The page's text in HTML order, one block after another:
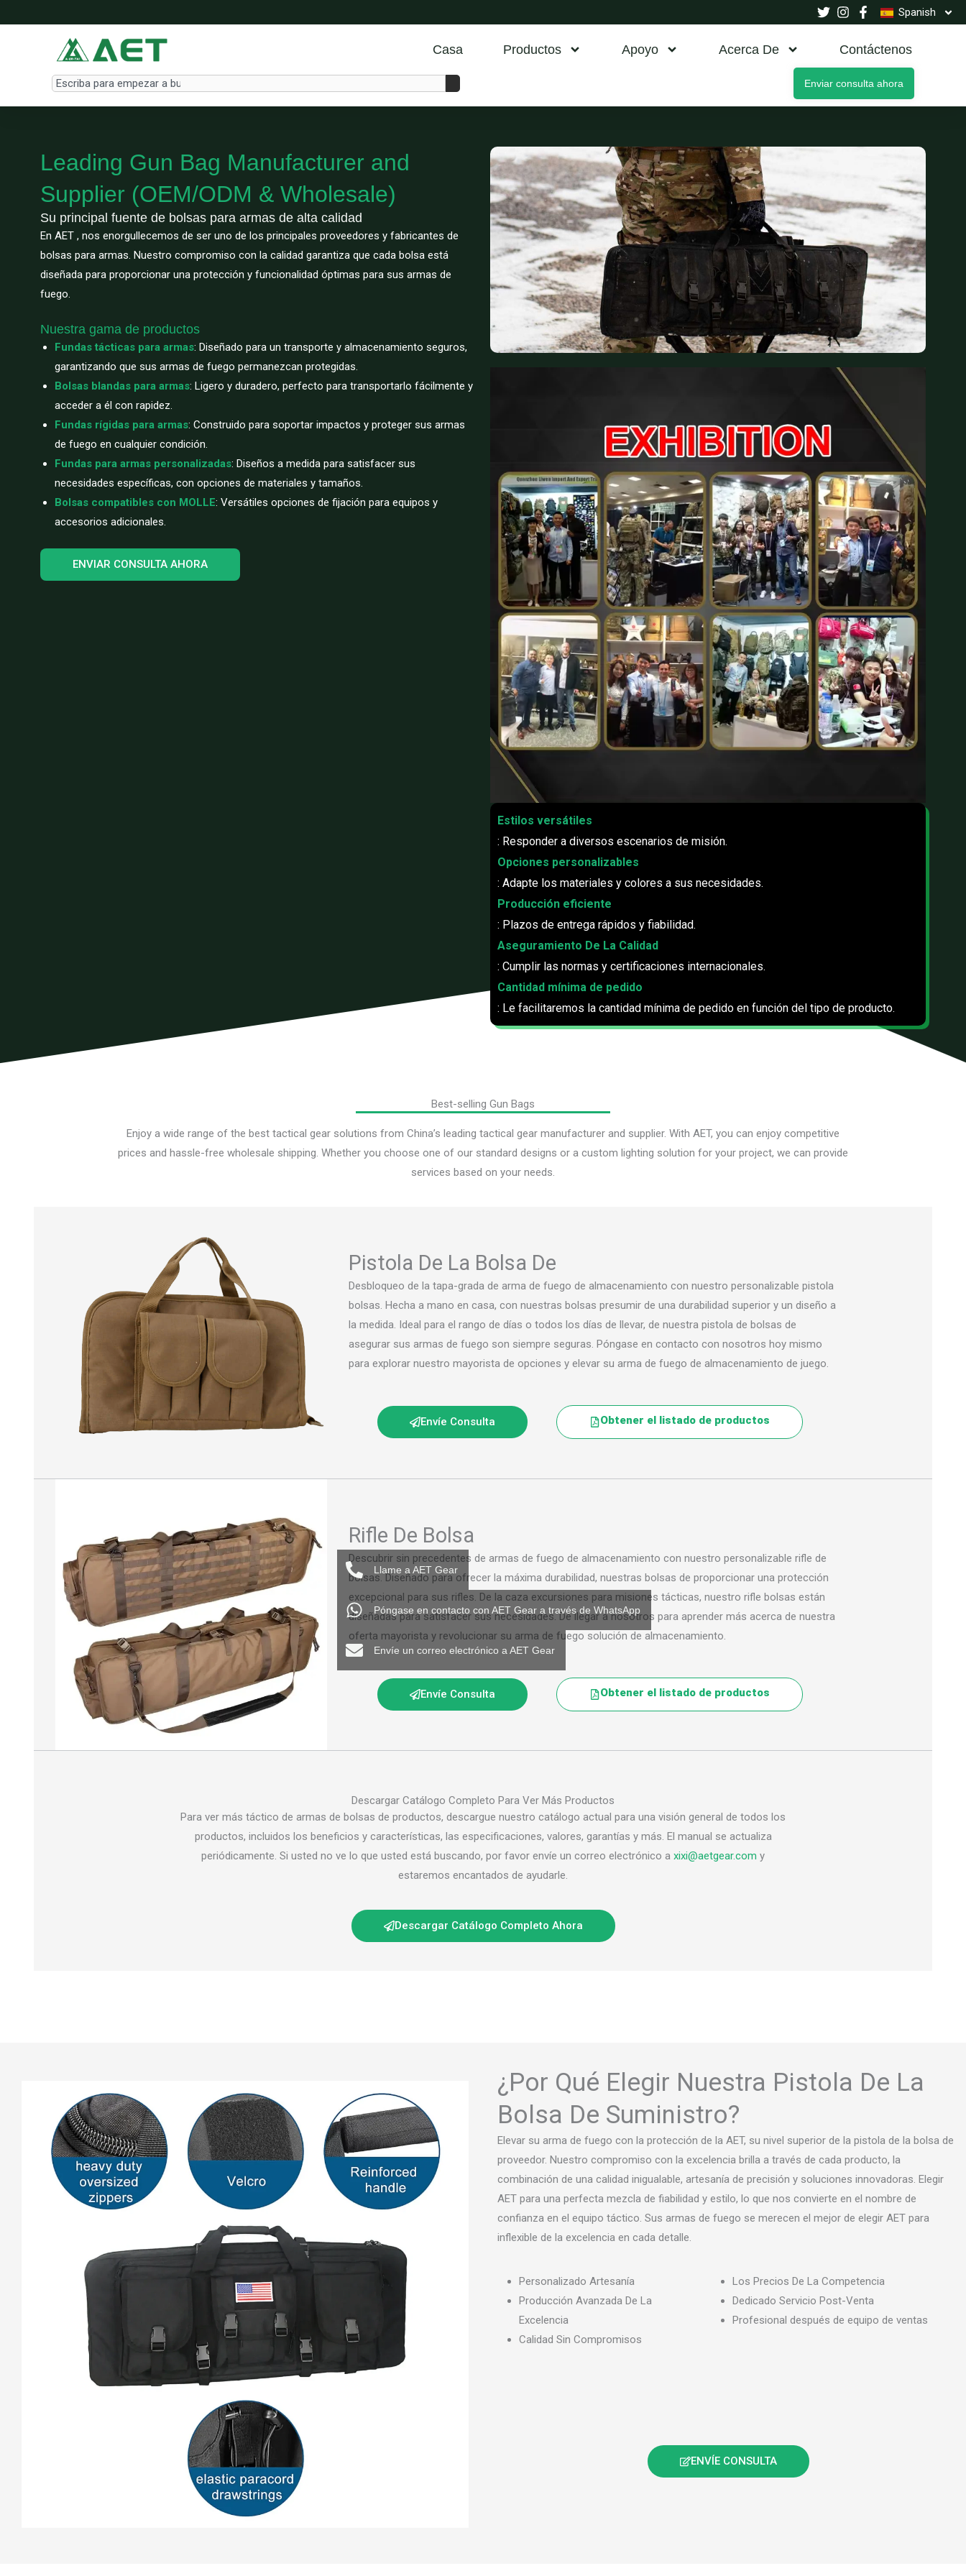
al
Spanish
Casa Productos Apoyo Acerca De Contáctenos
Search Enviar consulta ahora
Leading Gun Bag Manufacturer and
Supplier (OEM/ODM & Wholesale)
Su principal fuente de bolsas para armas de alta calidad
En AET , nos enorgullecemos de ser uno de los principales proveedores y fabricantes de
bolsas para armas. Nuestro compromiso con la calidad garantiza que cada bolsa está
diseñada para proporcionar una protección y funcionalidad óptimas para sus armas de
fuego.
Nuestra gama de productos
Fundas tácticas para armas: Diseñado para un transporte y almacenamiento seguros,
garantizando que sus armas de fuego permanezcan protegidas.
Bolsas blandas para armas: Ligero y duradero, perfecto para transportarlo fácilmente y
acceder a él con rapidez.
Fundas rígidas para armas: Construido para soportar impactos y proteger sus armas
de fuego en cualquier condición.
Fundas para armas personalizadas: Diseños a medida para satisfacer sus
necesidades específicas, con opciones de materiales y tamaños.
Bolsas compatibles con MOLLE: Versátiles opciones de fijación para equipos y
accesorios adicionales.
ENVIAR CONSULTA AHORA
Estilos versátiles
: Responder a diversos escenarios de misión.
Opciones personalizables
: Adapte los materiales y colores a sus necesidades.
Producción eficiente
: Plazos de entrega rápidos y fiabilidad.
Aseguramiento De La Calidad
: Cumplir las normas y certificaciones internacionales.
Cantidad mínima de pedido
: Le facilitaremos la cantidad mínima de pedido en función del tipo de producto.
Best-selling Gun Bags
Enjoy a wide range of the best tactical gear solutions from China’s leading tactical gear manufacturer and supplier. With AET, you can enjoy competitive
prices and hassle-free wholesale shipping. Whether you choose one of our standard designs or a custom lighting solution for your project, we can provide
services based on your needs.
Pistola De La Bolsa De
Desbloqueo de la tapa-grada de arma de fuego de almacenamiento con nuestro personalizable pistola
bolsas. Hecha a mano en casa, con nuestras bolsas presumir de una durabilidad superior y un diseño a
la medida. Ideal para el rango de días o todos los días de llevar, de nuestra pistola de bolsas de
asegurar sus armas de fuego son siempre seguras. Póngase en contacto con nosotros hoy mismo
para explorar nuestro mayorista de opciones y elevar su arma de fuego de almacenamiento de juego.
Envíe Consulta Obtener el listado de productos
Rifle De Bolsa
Descubrir sin precedentes de armas de fuego de almacenamiento con nuestro personalizable rifle de
bolsas. Diseñado para ofrecer la máxima durabilidad, nuestras bolsas de proporcionar una protección
excepcional para sus rifles. De la caza excursiones para misiones tácticas, nuestro rifle bolsas están
diseñadas para satisfacer sus necesidades. De llegar a nosotros para aprender más acerca de nuestra
oferta mayorista y revolucionar su arma de fuego solución de almacenamiento.
Envíe Consulta Obtener el listado de productos
Descargar Catálogo Completo Para Ver Más Productos
Para ver más táctico de armas de bolsas de productos, descargue nuestro catálogo actual para una visión general de todos los
productos, incluidos los beneficios y características, las especificaciones, valores, garantías y más. El manual se actualiza
periódicamente. Si usted no ve lo que usted está buscando, por favor envíe un correo electrónico a xixi@aetgear.com y
estaremos encantados de ayudarle.
Descargar Catálogo Completo Ahora
¿Por Qué Elegir Nuestra Pistola De La
Bolsa De Suministro?
Elevar su arma de fuego con la protección de la AET, su nivel superior de la pistola de la bolsa de
proveedor. Nuestro compromiso con la excelencia brilla a través de cada producto, la
combinación de una calidad inigualable, artesanía de precisión y soluciones innovadoras. Elegir
AET para una perfecta mezcla de fiabilidad y estilo, lo que nos convierte en el nombre de
confianza en el equipo táctico. Sus armas de fuego se merecen el mejor de elegir AET para
inflexible de la excelencia en cada detalle.
Personalizado Artesanía
Producción Avanzada De La
Excelencia
Calidad Sin Compromisos
Los Precios De La Competencia
Dedicado Servicio Post-Venta
Profesional después de equipo de ventas
ENVÍE CONSULTA
Llame a AET Gear
Póngase en contacto con AET Gear a través de WhatsApp
Envíe un correo electrónico a AET Gear